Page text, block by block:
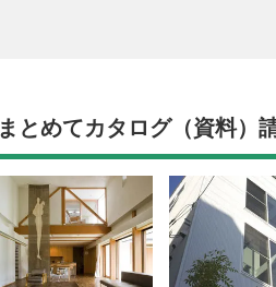
まとめてカタログ（資料）